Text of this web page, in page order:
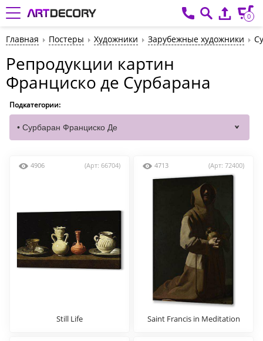
0
Главная Постеры Художники Зарубежные художники
Репродукции картин
Франциско де Сурбарана
Подкатегории:
4906 (Арт: 66704)
Still Life
4713 (Арт: 72400)
Saint Francis in Meditation